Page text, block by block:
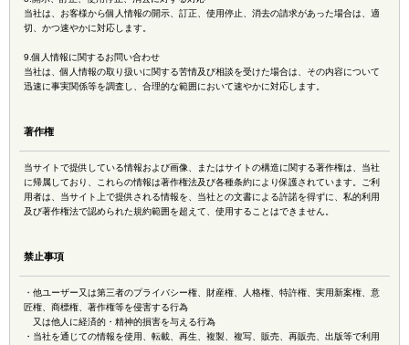
当社は、お客様から個人情報の開示、訂正、使用停止、消去の請求があった場合は、適
切、かつ速やかに対応します。
9.個人情報に関するお問い合わせ
当社は、個人情報の取り扱いに関する苦情及び相談を受けた場合は、その内容について
迅速に事実関係等を調査し、合理的な範囲において速やかに対応します。
著作権
当サイトで提供している情報および画像、またはサイトの構造に関する著作権は、当社
に帰属しており、これらの情報は著作権法及び各種条約により保護されています。ご利
用者は、当サイト上で提供される情報を、当社との文書による許諾を得ずに、私的利用
及び著作権法で認められた規約範囲を超えて、使用することはできません。
禁止事項
・他ユーザー又は第三者のプライバシー権、財産権、人格権、特許権、実用新案権、意
匠権、商標権、著作権等を侵害する行為
又は他人に経済的・精神的損害を与える行為
・当社を通じての情報を使用、転載、再生、複製、複写、販売、再販売、出版等で利用